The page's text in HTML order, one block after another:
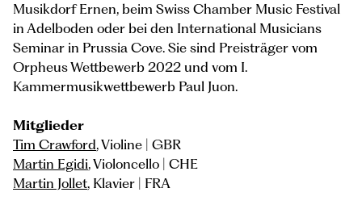
Musikdorf Ernen, beim Swiss Chamber Music Festival
in Adelboden oder bei den International Musicians
Seminar in Prussia Cove. Sie sind Preisträger vom
Orpheus Wettbewerb 2022 und vom I.
Kammermusikwettbewerb Paul Juon.
Mitglieder
Tim Crawford, Violine | GBR
Martin Egidi, Violoncello | CHE
Martin Jollet, Klavier | FRA